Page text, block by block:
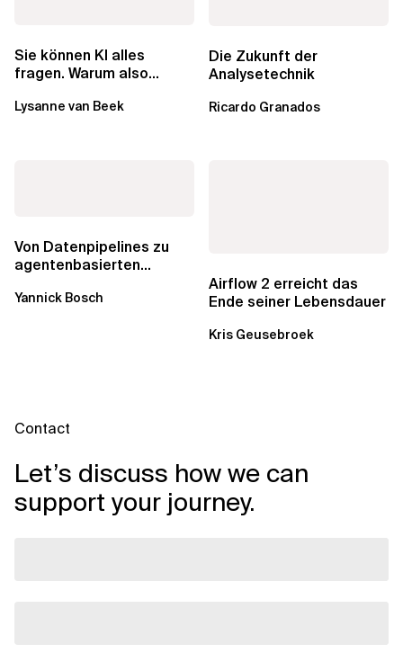
Sie können KI alles
fragen. Warum also
noch?
Lysanne van Beek
Die Zukunft der
Analysetechnik
Ricardo Granados
Von Datenpipelines zu
agentenbasierten
Analytics...
Yannick Bosch
Airflow 2 erreicht das
Ende seiner Lebensdauer
Kris Geusebroek
Contact
Let’s discuss how we can
support your journey.